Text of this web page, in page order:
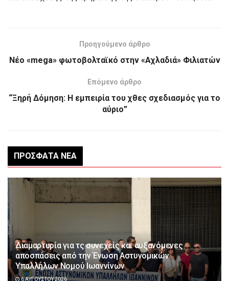
Προηγούμενο άρθρο
Νέο «mega» φωτοβολταϊκό στην «Αχλαδιά» Φιλιατών
Επόμενο άρθρο
“Ξηρή Δόμηση: Η εμπειρία του χθες σχεδιασμός για το
αύριο”
ΠΡΌΣΦΑΤΑ ΝΈΑ
Διαμαρτυρία για τς συνεχείς και αυξανόμενες
αποσπάσεις από την Ένωση Αστυνομικών
Υπαλλήλων Νομού Ιωαννίνων
6 ΑΥΓΟΎΣΤΟΥ 2026